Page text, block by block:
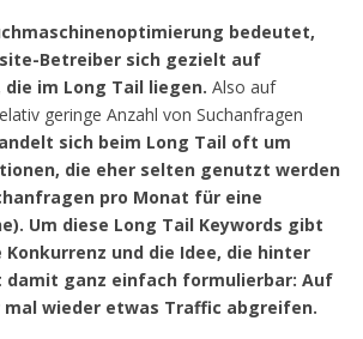
bedeutet,
Betreiber sich gezielt auf
im Long Tail liegen. Also auf
geringe Anzahl von Suchanfragen
sich beim Long Tail oft um
die eher selten genutzt werden
pro Monat für eine
Um diese Long Tail Keywords gibt
und die Idee, die hinter
ganz einfach formulierbar: Auf
mal wieder etwas Traffic abgreifen.